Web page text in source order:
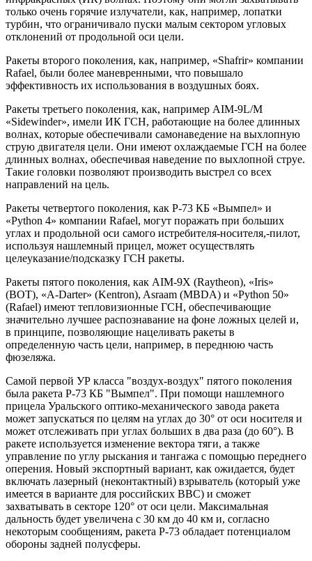
только очень горячие излучатели, как, например, лопатки
турбин, что ограничивало пуски малым сектором угловых
отклонений от продольной оси цели.
Ракеты второго поколения, как, например, «Shafrir» компании
Rafael, были более маневренными, что повышало
эффективность их использования в воздушных боях.
Ракеты третьего поколения, как, например AIM-9L/M
«Sidewinder», имели ИК ГСН, работающие на более длинных
волнах, которые обеспечивали самонаведение на выхлопную
струю двигателя цели. Они имеют охлаждаемые ГСН на более
длинных волнах, обеспечивая наведение по выхлопной струе.
Такие головки позволяют производить выстрел со всех
направлений на цель.
Ракеты четвертого поколения, как Р-73 КБ «Вымпел» и
«Python 4» компании Rafael, могут поражать при больших
углах и продольной оси самого истребителя-носителя,-пилот,
используя нашлемный прицел, может осуществлять
целеуказание/подсказку ГСН ракеты.
Ракеты пятого поколения, как AIM-9X (Raytheon), «Iris»
(ВОТ), «A-Darter» (Kentron), Asraam (MBDA) и «Python 50»
(Rafael) имеют тепловизионные ГСН, обеспечивающие
значительно лучшее распознавание на фоне ложных целей и,
в принципе, позволяющие нацеливать ракеты в
определенную часть цели, например, в переднюю часть
фюзеляжа.
Самой первой УР класса "воздух-воздух" пятого поколения
была ракета Р-73 КБ "Вымпел". При помощи нашлемного
прицела Уральского оптико-механического завода ракета
может запускаться по целям на углах до 30° от оси носителя и
может отслеживать при углах больших в два раза (до 60°). В
ракете используется изменение вектора тяги, а также
управление по углу рыскания и тангажа с помощью переднего
оперения. Новый экспортный вариант, как ожидается, будет
включать лазерный (неконтактный) взрыватель (который уже
имеется в варианте для российских ВВС) и сможет
захватывать в секторе 120° от оси цели. Максимальная
дальность будет увеличена с 30 км до 40 км и, согласно
некоторым сообщениям, ракета Р-73 обладает потенциалом
обороны задней полусферы.